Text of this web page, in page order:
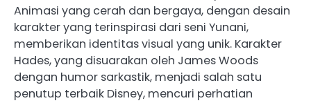
Animasi yang cerah dan bergaya, dengan desain
karakter yang terinspirasi dari seni Yunani,
memberikan identitas visual yang unik. Karakter
Hades, yang disuarakan oleh James Woods
dengan humor sarkastik, menjadi salah satu
penutup terbaik Disney, mencuri perhatian